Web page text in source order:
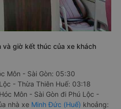
và giờ kết thúc của xe khách
Môn - Sài Gòn: 05:30
- Thừa Thiên Huế: 03:18
Môn - Sài Gòn đi Phú Lộc -
nhà xe Minh Đức (Huế) khoảng: